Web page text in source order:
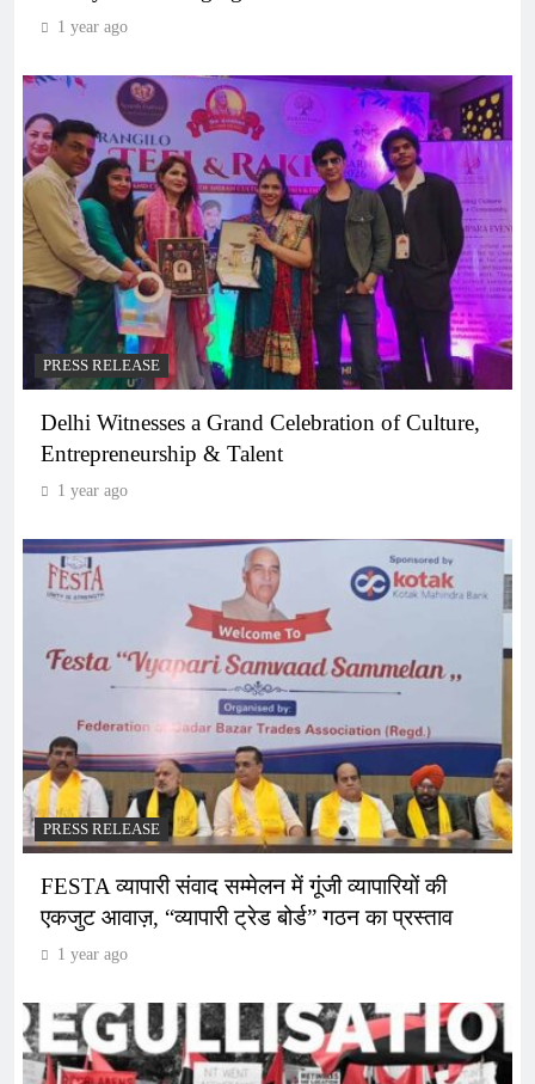
1 year ago
PRESS RELEASE
Delhi Witnesses a Grand Celebration of Culture,
Entrepreneurship & Talent
1 year ago
PRESS RELEASE
FESTA व्यापारी संवाद सम्मेलन में गूंजी व्यापारियों की
एकजुट आवाज़, “व्यापारी ट्रेड बोर्ड” गठन का प्रस्ताव
1 year ago